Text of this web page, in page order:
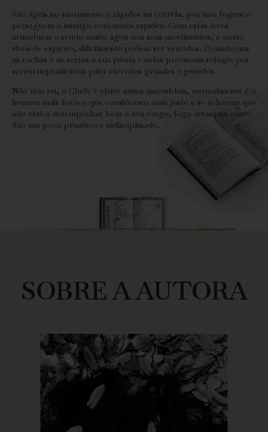
São ágeis no movimento e rápidos na corrida, por isso fogem e
perseguem o inimigo com muita rapidez. Com estas leves
armaduras e sendo muito ágeis nos seus movimentos, e muito
vivos de espírito, dificilmente podem ser vencidos. Consideram
as rochas e as serras a sua pátria e nelas procuram refúgio por
serem impraticáveis para exércitos grandes e pesados.
Não têm rei, o Chefe é eleito numa assembleia, normalmente é o
homem mais forte e que consideram mais justo e se acharem que
não está a desempenhar bem o seu cargo, logo arranjam outro.
São um povo primitivo e indisciplinado.
SOBRE A AUTORA